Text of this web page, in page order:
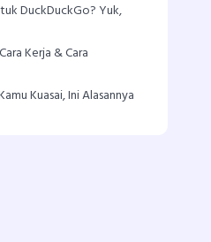
DuckDuckGo? Yuk,
Kerja & Cara
Kuasai, Ini Alasannya